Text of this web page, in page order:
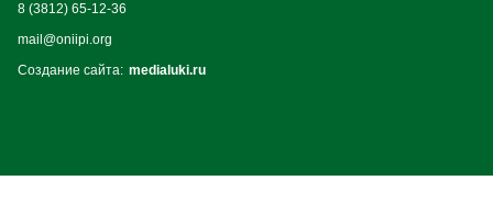
8 (3812) 65-12-36
mail@oniipi.org
Создание сайта: medialuki.ru